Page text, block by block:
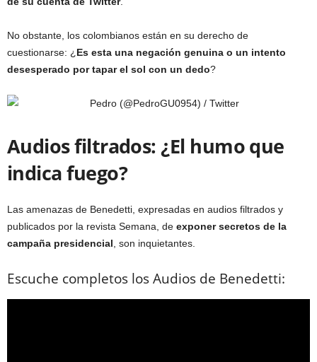
No obstante, los colombianos están en su derecho de
cuestionarse: ¿ Es esta una negación genuina o un intento
desesperado por tapar el sol con un dedo?
Audios filtrados: ¿El humo que
indica fuego?
Las amenazas de Benedetti, expresadas en audios filtrados y
publicados por la revista Semana, de exponer secretos de la
campaña presidencial , son inquietantes.
Escuche completos los Audios de Benedetti: